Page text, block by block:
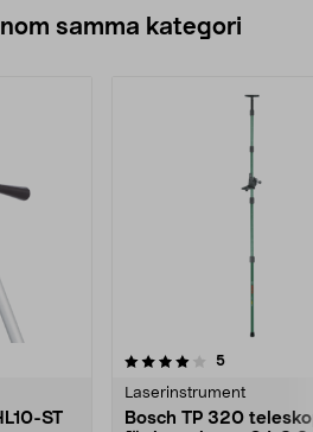
samma kategori
ST
5recensioner
Laserinstrument
Bosch TP 320
4.5 av 5 stjärnor